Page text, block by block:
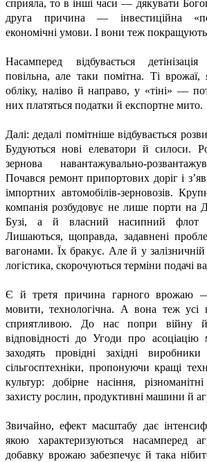
сприяла, то в інші часи — дякувати
друга причина — інвестиційна
економічні умови. І вони теж
Насамперед відбувається
повільна, але таки помітна. Ті врожаї,
обліку, наліво й направо, у «тіні» —
них платяться податки й експортне мито.
Далі: дедалі помітніше відбувається
Будуються нові елеватори й силоси.
зернова навантажувально-
Почався ремонт припортових доріг і
імпортних автомобілів-зерновозів.
компанія розбудовує не лише порти на
Бузі, а й власний насипний флот
Лишаються, щоправда, задавнені
вагонами. Їх бракує. Але й у залізничній
логістика, скорочуються терміни подачі
Є й третя причина гарного врожаю
мовити, технологічна. А вона теж усі
сприятливою. До нас попри війну й
відповідності до Угоди про
заходять провідні західні виробники
сільгосптехніки, пропонуючи кращі
культур: добірне насіння,
захисту рослин, продуктивні машини й
Звичайно, ефект масштабу дає
якою характеризуються насамперед
добавку врожаю забезпечує й така